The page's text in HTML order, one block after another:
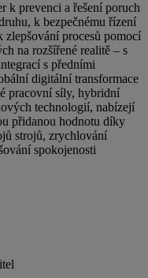
k prevenci a řešení poruch
k bezpečnému řízení
procesů pomocí
na rozšířené realitě – s
s předními
digitální transformace
pracovní síly, hybridní
technologií, nabízejí
přidanou hodnotu díky
strojů, zrychlování
spokojenosti